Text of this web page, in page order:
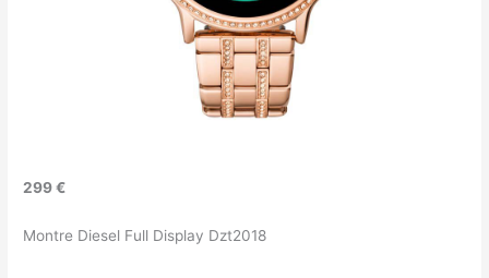
299 €
Montre Diesel Full Display Dzt2018